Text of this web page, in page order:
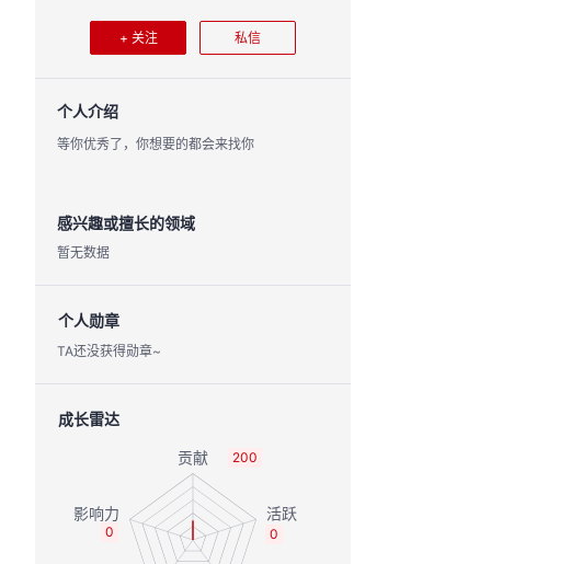
+ 关注 私信
个人介绍
等你优秀了，你想要的都会来找你
感兴趣或擅长的领域
暂无数据
个人勋章
TA还没获得勋章~
成长雷达
200
0
0